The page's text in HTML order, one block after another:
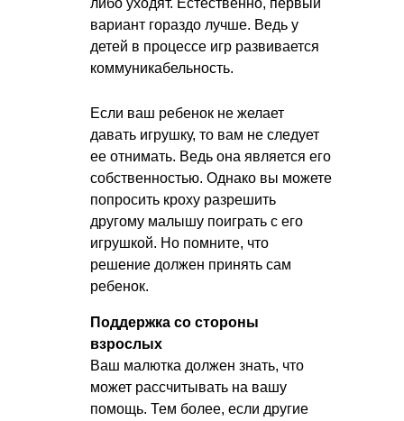
либо уходят. Естественно, первый
вариант гораздо лучше. Ведь у
детей в процессе игр развивается
коммуникабельность.
Если ваш ребенок не желает
давать игрушку, то вам не следует
ее отнимать. Ведь она является его
собственностью. Однако вы можете
попросить кроху разрешить
другому малышу поиграть с его
игрушкой. Но помните, что
решение должен принять сам
ребенок.
Поддержка со стороны
взрослых
Ваш малютка должен знать, что
может рассчитывать на вашу
помощь. Тем более, если другие